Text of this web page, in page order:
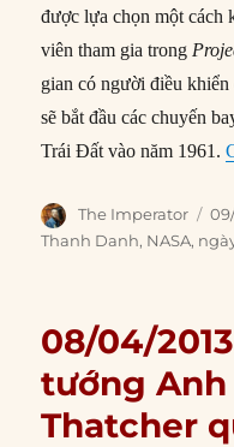
được lựa chọn một
viên tham gia trong
gian có người điều
sẽ bắt đầu các chuyến
Trái Đất vào năm 1961.
Author
The Imperator
on
Thanh Danh, NASA,
08/04/
tướng
Thatcher